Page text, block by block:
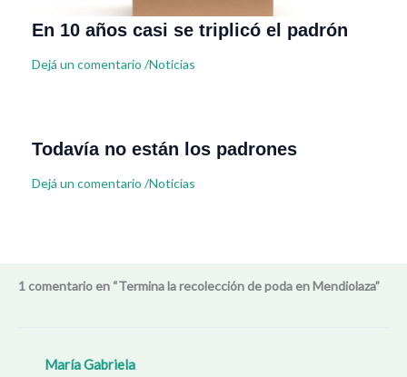
En 10 años casi se triplicó el padrón
Dejá un comentario /Noticias
Todavía no están los padrones
Dejá un comentario /Noticias
1 comentario en “Termina la recolección de poda en Mendiolaza”
María Gabriela